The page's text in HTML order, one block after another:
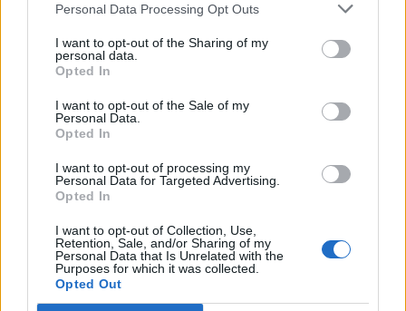
Personal Data Processing Opt Outs
I want to opt-out of the Sharing of my
personal data.
Opted In
I want to opt-out of the Sale of my
Personal Data.
Opted In
I want to opt-out of processing my
Personal Data for Targeted Advertising.
Opted In
I want to opt-out of Collection, Use,
Retention, Sale, and/or Sharing of my
Personal Data that Is Unrelated with the
Purposes for which it was collected.
Opted Out
210 x 150 x 30.75 mm
Il DSL-3782 è già disponibile al prezzo consigliato di 79,90 € iva
Condividi questo articolo:
E-mail LinkedIn Facebook
Stampa Altro